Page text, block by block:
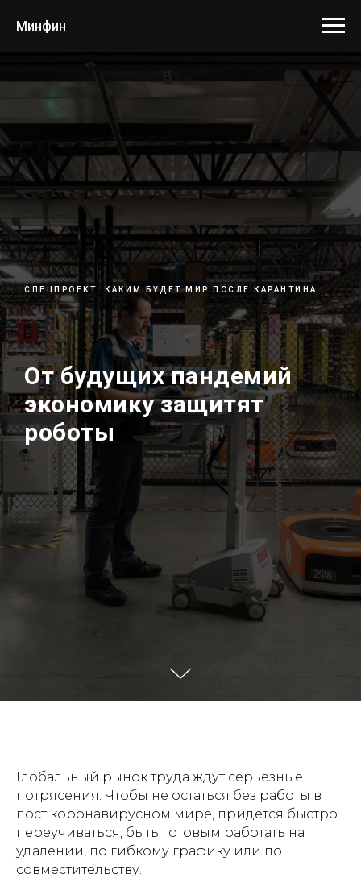
Минфин
СПЕЦПРОЕКТ: КАКИМ БУДЕТ МИР ПОСЛЕ КАРАНТИНА
От будущих пандемий
экономику защитят
роботы
Глобальный рынок труда ждут серьезные
потрясения. Чтобы не остаться без работы в
пост коронавирусном мире, придется быстро
переучиваться, быть готовым работать на
удалении, по гибкому графику или по
совместительству.